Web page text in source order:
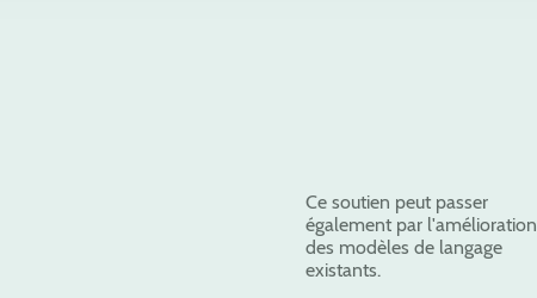
Ce soutien peut passer
également par l'amélioration
des modèles de langage
existants.